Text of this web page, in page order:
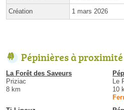
Création 1 mars 2026
Pépinières à proximité
La Forêt des Saveurs
Priziac
8 km
Le
10